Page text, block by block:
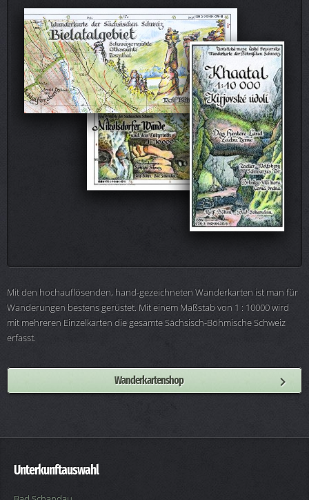
Mit den hochauflösenden, hand-gezeichneten Wanderkarten ist man für
Wanderungen bestens gerüstet. Mit einem Maßstab von 1 : 10000 wird
mit mehreren Einzelkarten die gesamte Sächsisch-Böhmische Schweiz
erfasst.
Wanderkartenshop
Unterkunftauswahl